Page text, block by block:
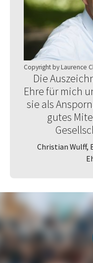
Copyright by Laurence
Die
Ehre für mich
sie als
gutes
Christian Wulff,